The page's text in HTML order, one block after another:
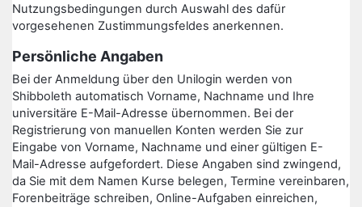
Nutzungsbedingungen durch Auswahl des dafür
vorgesehenen Zustimmungsfeldes anerkennen.
Persönliche Angaben
Bei der Anmeldung über den Unilogin werden von
Shibboleth automatisch Vorname, Nachname und Ihre
universitäre E-Mail-Adresse übernommen. Bei der
Registrierung von manuellen Konten werden Sie zur
Eingabe von Vorname, Nachname und einer gültigen E-
Mail-Adresse aufgefordert. Diese Angaben sind zwingend,
da Sie mit dem Namen Kurse belegen, Termine vereinbaren,
Forenbeiträge schreiben, Online-Aufgaben einreichen,